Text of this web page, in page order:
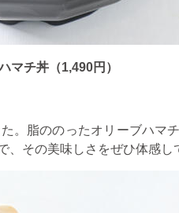
マチ丼（1,490円）
。脂ののったオリーブハマ
その美味しさをぜひ体感し